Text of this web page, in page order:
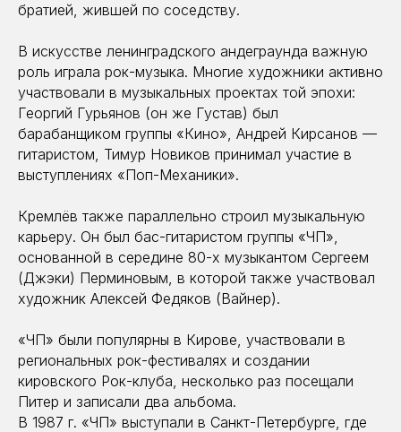
братией, жившей по соседству.
В искусстве ленинградского андеграунда важную
роль играла рок-музыка. Многие художники активно
участвовали в музыкальных проектах той эпохи:
Георгий Гурьянов (он же Густав) был
барабанщиком группы «Кино», Андрей Кирсанов —
гитаристом, Тимур Новиков принимал участие в
выступлениях «Поп-Механики».
Кремлёв также параллельно строил музыкальную
карьеру. Он был бас-гитаристом группы «ЧП»,
основанной в середине 80-х музыкантом Сергеем
(Джэки) Перминовым, в которой также участвовал
художник Алексей Федяков (Вайнер).
«ЧП» были популярны в Кирове, участвовали в
региональных рок-фестивалях и создании
кировского Рок-клуба, несколько раз посещали
Питер и записали два альбома.
В 1987 г. «ЧП» выступали в Санкт-Петербурге, где